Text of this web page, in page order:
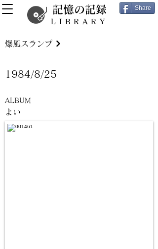
記憶の記録
LIBRARY
Share
よい
爆風スランプ
1984/8/25
ALBUM